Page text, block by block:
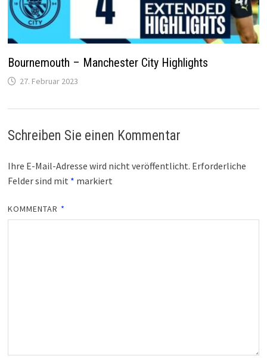
Bournemouth – Manchester City Highlights
27. Februar 2023
Schreiben Sie einen Kommentar
Ihre E-Mail-Adresse wird nicht veröffentlicht. Erforderliche
Felder sind mit * markiert
KOMMENTAR *